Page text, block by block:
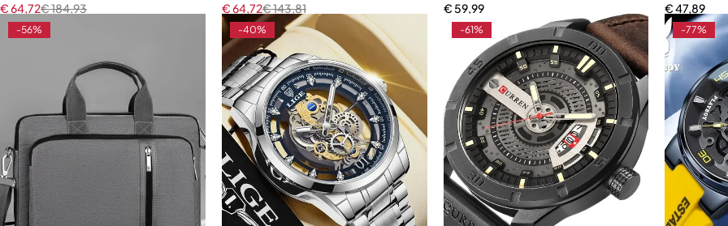
€184,93
€64,72
€143,81
€64,72
€ 59,99
€47,89
-56% -40% -61% -77%